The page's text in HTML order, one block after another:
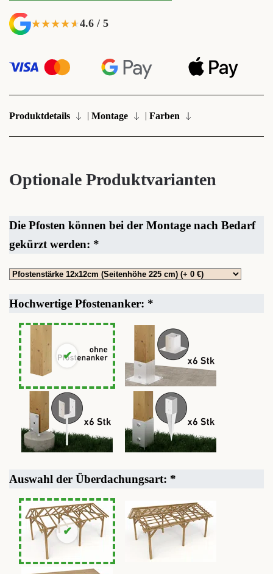
★★★★★
★★★★★4.6 / 5
Produktdetails | Montage | Farben
Optionale Produktvarianten
Die Pfosten können bei der Montage nach Bedarf
gekürzt werden: *
Hochwertige Pfostenanker: *
Auswahl der Überdachungsart: *